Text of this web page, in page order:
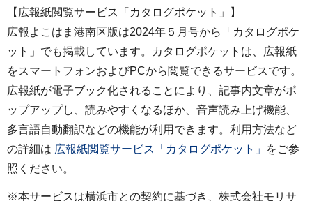
【広報紙閲覧サービス「カタログポケット」】
広報よこはま港南区版は2024年５月号から「カタログポケ
ット」でも掲載しています。カタログポケットは、広報紙
をスマートフォンおよびPCから閲覧できるサービスです。
広報紙が電子ブック化されることにより、記事内文章がポ
ップアップし、読みやすくなるほか、音声読み上げ機能、
多言語自動翻訳などの機能が利用できます。利用方法など
の詳細は 広報紙閲覧サービス「カタログポケット」
をご参
照ください。
※本サービスは横浜市との契約に基づき、株式会社モリサ